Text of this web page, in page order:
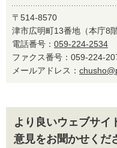
〒514-8570
津市広明町13番地（本庁8階
電話番号： 059-224-2534
ファクス番号：059-224-
メールアドレス：
より良いウェブサイ
意見をお聞かせくだ